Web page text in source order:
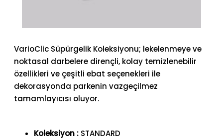
VarioClic Süpürgelik Koleksiyonu; lekelenmeye ve
noktasal darbelere dirençli, kolay temizlenebilir
özellikleri ve çeşitli ebat seçenekleri ile
dekorasyonda parkenin vazgeçilmez
tamamlayıcısı oluyor.
Koleksiyon : STANDARD